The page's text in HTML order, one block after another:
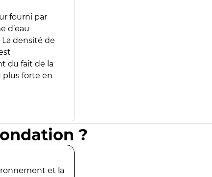
fourni par
d’eau
densité de
du fait de la
plus forte en
?
et la